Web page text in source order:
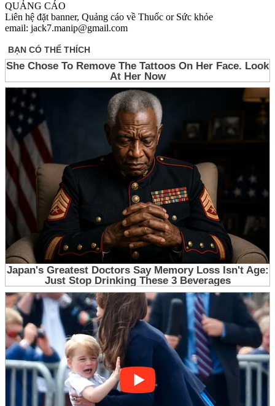
QUẢNG CÁO
Liên hệ đặt banner, Quảng cáo về Thuốc or Sức khỏe
email: jack7.manip@gmail.com